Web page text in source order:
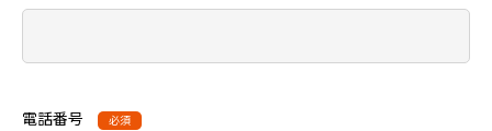
電話番号 必須